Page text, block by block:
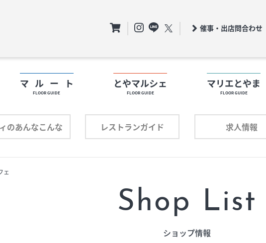
催事・出店問合わせ
マルート
FLOOR GUIDE
とやマルシェ
FLOOR GUIDE
マリエとやま
FLOOR GUIDE
のあんなこんな レストランガイド 求人情報
フロアガイド フロアガイド
レストランガイド 求人情報
ェ
Shop List
ショップ情報